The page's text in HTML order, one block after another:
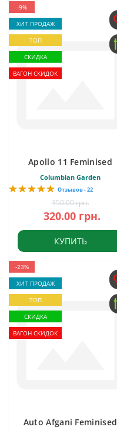
-9%
ХИТ ПРОДАЖ
ТОП
СКИДКА
ВАГОН СКИДОК
Apollo 11 Feminised
Columbian Garden
Отзывов - 22
350.00 грн.
320.00 грн.
КУПИТЬ
-23%
ХИТ ПРОДАЖ
ТОП
СКИДКА
ВАГОН СКИДОК
Auto Afgani Feminised